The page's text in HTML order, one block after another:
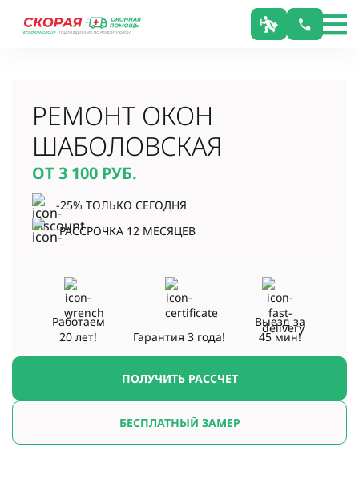
РЕМОНТ ОКОН
ШАБОЛОВСКАЯ
ОТ 3 100 РУБ.
-25% ТОЛЬКО СЕГОДНЯ
РАССРОЧКА 12 МЕСЯЦЕВ
ПОЛУЧИТЬ РАССЧЕТ
БЕСПЛАТНЫЙ ЗАМЕР
Работаем
20 лет!
Гарантия3 года!
Выезд за
45 мин!